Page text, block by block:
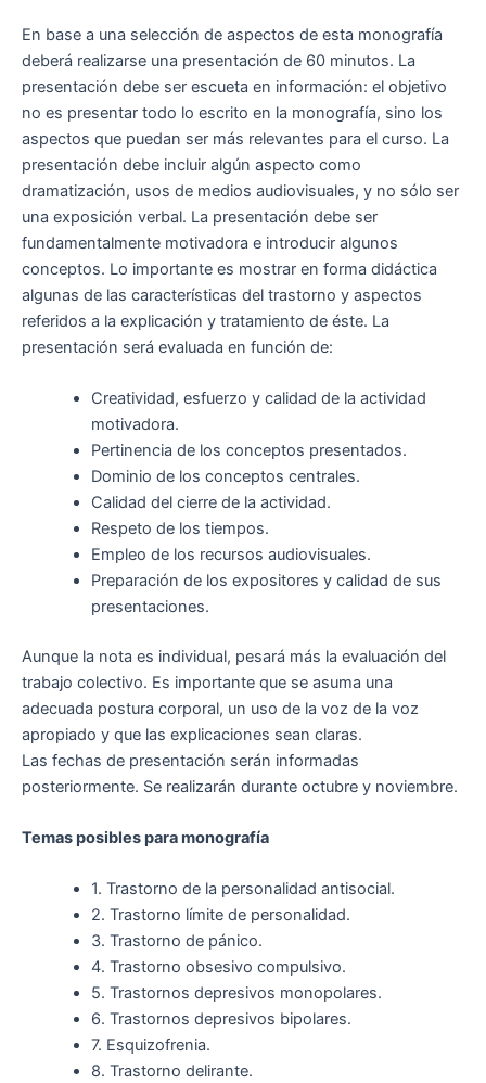
En base a una selección de aspectos de esta monografía
deberá realizarse una presentación de 60 minutos. La
presentación debe ser escueta en información: el objetivo
no es presentar todo lo escrito en la monografía, sino los
aspectos que puedan ser más relevantes para el curso. La
presentación debe incluir algún aspecto como
dramatización, usos de medios audiovisuales, y no sólo ser
una exposición verbal. La presentación debe ser
fundamentalmente motivadora e introducir algunos
conceptos. Lo importante es mostrar en forma didáctica
algunas de las características del trastorno y aspectos
referidos a la explicación y tratamiento de éste. La
presentación será evaluada en función de:
Creatividad, esfuerzo y calidad de la actividad
motivadora.
Pertinencia de los conceptos presentados.
Dominio de los conceptos centrales.
Calidad del cierre de la actividad.
Respeto de los tiempos.
Empleo de los recursos audiovisuales.
Preparación de los expositores y calidad de sus
presentaciones.
Aunque la nota es individual, pesará más la evaluación del
trabajo colectivo. Es importante que se asuma una
adecuada postura corporal, un uso de la voz de la voz
apropiado y que las explicaciones sean claras.
Las fechas de presentación serán informadas
posteriormente. Se realizarán durante octubre y noviembre.
Temas posibles para monografía
1. Trastorno de la personalidad antisocial.
2. Trastorno límite de personalidad.
3. Trastorno de pánico.
4. Trastorno obsesivo compulsivo.
5. Trastornos depresivos monopolares.
6. Trastornos depresivos bipolares.
7. Esquizofrenia.
8. Trastorno delirante.